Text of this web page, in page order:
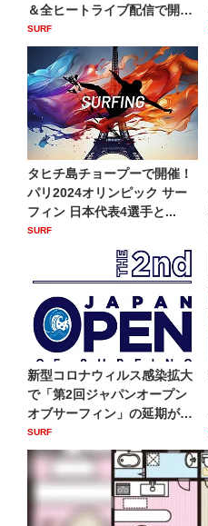
＆全ヒートライブ配信で開催
決...
SURF
タヒチ島チョープーで開催！
パリ2024オリンピック サー
フィン 日本代表4選手と...
SURF
新型コロナウィルス感染拡大
で「第2回ジャパンオープン
オブサーフィン」の延期が決
定
SURF